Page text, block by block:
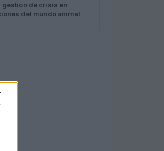
gestión de crisis en
del mundo animal